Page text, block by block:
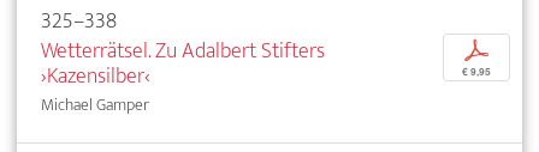
325–338
Wetterrätsel. Zu Adalbert Stifters
›Kazensilber‹
Michael Gamper
p
€ 9,95